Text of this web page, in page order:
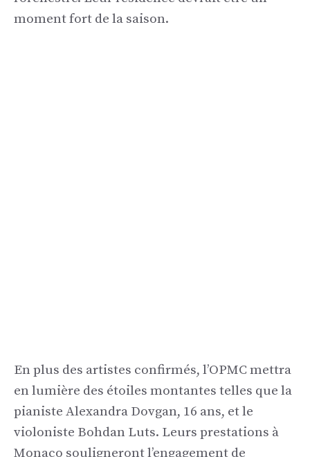
moment fort de la saison.
En plus des artistes confirmés, l’OPMC mettra
en lumière des étoiles montantes telles que la
pianiste Alexandra Dovgan, 16 ans, et le
violoniste Bohdan Luts. Leurs prestations à
Monaco souligneront l’engagement de